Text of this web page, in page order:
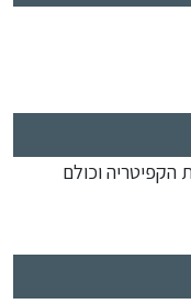
הקפיטריה וכולם